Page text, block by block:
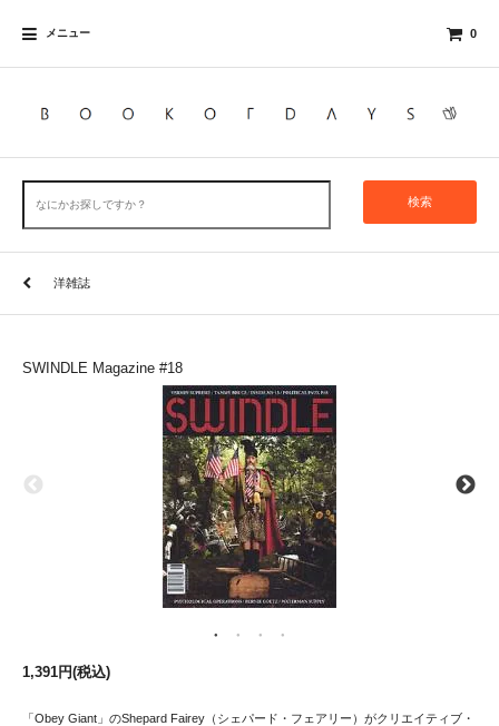
メニュー 0
検索
洋雑誌
SWINDLE Magazine #18
1,391円(税込)
「Obey Giant」のShepard Fairey（シェパード・フェアリー）がクリエイティブ・